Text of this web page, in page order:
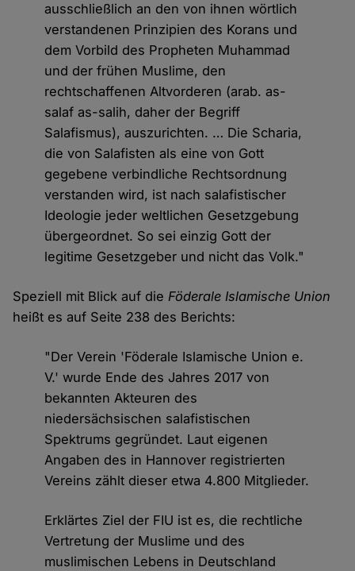
ausschließlich an den von ihnen wörtlich
verstandenen Prinzipien des Korans und
dem Vorbild des Propheten Muhammad
und der frühen Muslime, den
rechtschaffenen Altvorderen (arab. as-
salaf as-salih, daher der Begriff
Salafismus), auszurichten. … Die Scharia,
die von Salafisten als eine von Gott
gegebene verbindliche Rechtsordnung
verstanden wird, ist nach salafistischer
Ideologie jeder weltlichen Gesetzgebung
übergeordnet. So sei einzig Gott der
legitime Gesetzgeber und nicht das Volk."
Speziell mit Blick auf dieFöderale Islamische Union
heißt es auf Seite 238 des Berichts:
"Der Verein 'Föderale Islamische Union e.
V.' wurde Ende des Jahres 2017 von
bekannten Akteuren des
niedersächsischen salafistischen
Spektrums gegründet. Laut eigenen
Angaben des in Hannover registrierten
Vereins zählt dieser etwa 4.800 Mitglieder.
Erklärtes Ziel der FIU ist es, die rechtliche
Vertretung der Muslime und des
muslimischen Lebens in Deutschland